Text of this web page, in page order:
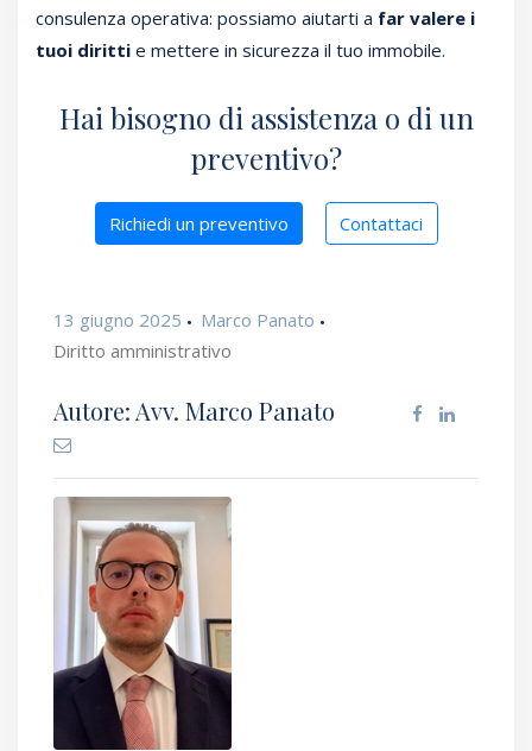
consulenza operativa: possiamo aiutarti a far valere i
tuoi diritti e mettere in sicurezza il tuo immobile.
Hai bisogno di assistenza o di un
preventivo?
Richiedi un preventivo Contattaci
13 giugno 2025
Marco Panato
Diritto amministrativo
Autore: Avv. Marco Panato